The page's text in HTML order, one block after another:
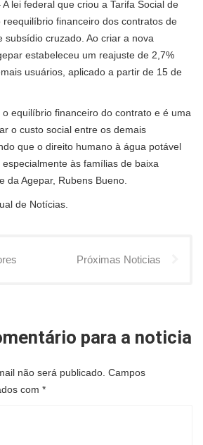
lei federal que criou a Tarifa Social de
financeiro dos contratos de
subsídio cruzado. Ao criar a nova
estabeleceu um reajuste de 2,7%
usuários, aplicado a partir de 15 de
o equilíbrio financeiro do contrato e é uma
o custo social entre os demais
que o direito humano à água potável
às famílias de baixa
da Agepar, Rubens Bueno.
de Notícias.
Próximas Noticias
para a noticia
não será publicado. Campos
com *